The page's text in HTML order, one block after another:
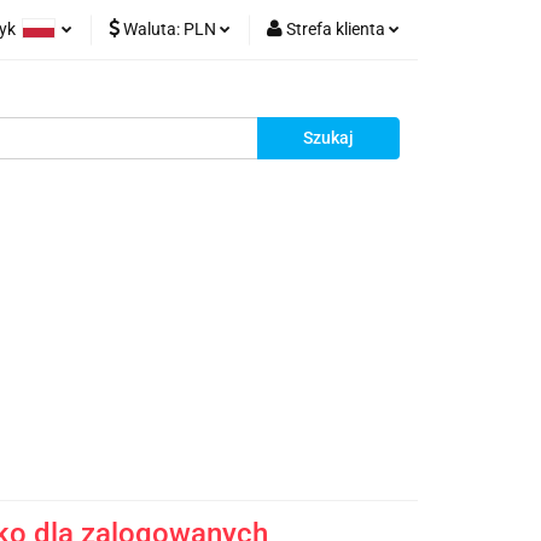
Waluta: PLN Strefa klienta
Zarejestruj się
Dodaj reklamacje
z Chin
dla zalogowanych